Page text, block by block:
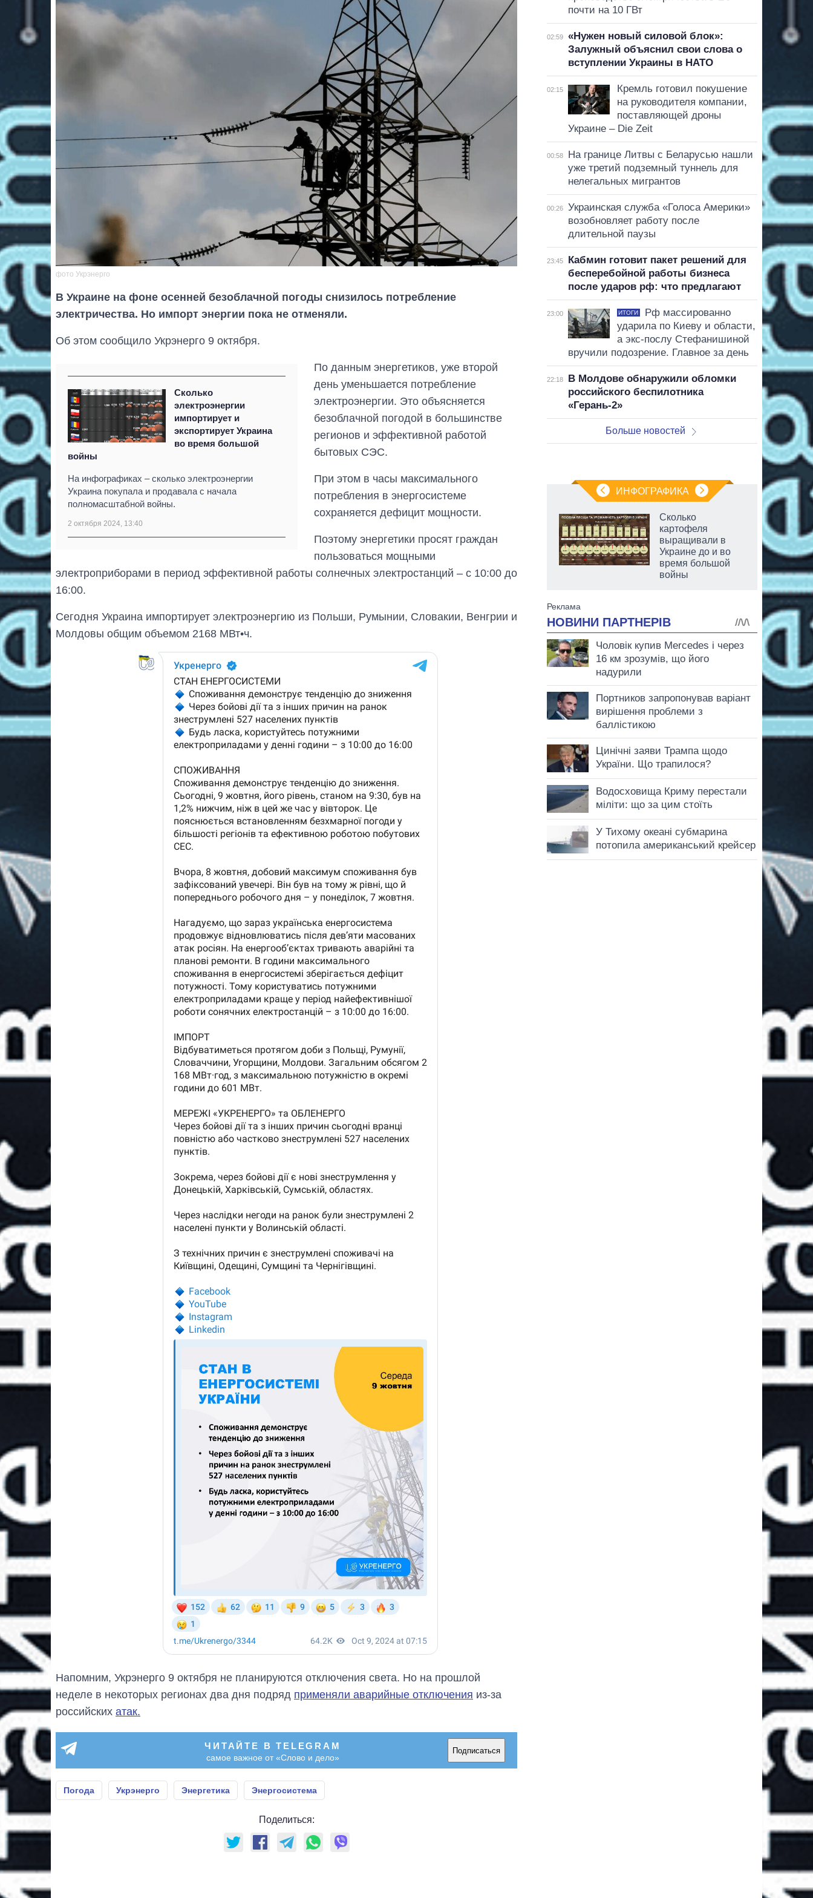
фото Укрэнерго
В Украине на фоне осенней безоблачной погоды снизилось потребление
электричества. Но импорт энергии пока не отменяли.
Об этом сообщило Укрэнерго 9 октября.
Сколько
электроэнергии
импортирует и
экспортирует Украина
во время большой
войны
На инфографиках – сколько электроэнергии
Украина покупала и продавала с начала
полномасштабной войны.
2 октября 2024, 13:40
По данным энергетиков, уже второй
день уменьшается потребление
электроэнергии. Это объясняется
безоблачной погодой в большинстве
регионов и эффективной работой
бытовых СЭС.
При этом в часы максимального
потребления в энергосистеме
сохраняется дефицит мощности.
Поэтому энергетики просят граждан
пользоваться мощными
электроприборами в период эффективной работы солнечных электростанций – с 10:00 до
16:00.
Сегодня Украина импортирует электроэнергию из Польши, Румынии, Словакии, Венгрии и
Молдовы общим объемом 2168 МВт•ч.
Напомним, Укрэнерго 9 октября не планируются отключения света. Но на прошлой
неделе в некоторых регионах два дня подряд применяли аварийные отключения из-за
российских атак.
ЧИТАЙТЕ В TELEGRAM
самое важное от «Слово и дело»
Подписаться
Погода Укрэнерго Энергетика Энергосистема
Поделиться:
почти на 10 ГВт
02:59
«Нужен новый силовой блок»:
Залужный объяснил свои слова о
вступлении Украины в НАТО
02:15
Кремль готовил покушение
на руководителя компании,
поставляющей дроны
Украине – Die Zeit
00:58
На границе Литвы с Беларусью нашли
уже третий подземный туннель для
нелегальных мигрантов
00:26
Украинская служба «Голоса Америки»
возобновляет работу после
длительной паузы
23:45
Кабмин готовит пакет решений для
бесперебойной работы бизнеса
после ударов рф: что предлагают
23:00 ИТОГИ
Рф массированно
ударила по Киеву и области,
а экс-послу Стефанишиной
вручили подозрение. Главное за день
22:18
В Молдове обнаружили обломки
российского беспилотника
«Герань-2»
Больше новостей
ИНФОГРАФИКА
Экономика ИИ-
стоят и
Сколько
картофеля
выращивали в
Украине до и во
время большой
войны